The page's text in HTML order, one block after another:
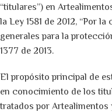
“titulares”) en
la Ley 1581 de 2012, “Por
generales para la
1377 de 2013.
El propósito principal de
en conocimiento de los
tratados por Artealimentos